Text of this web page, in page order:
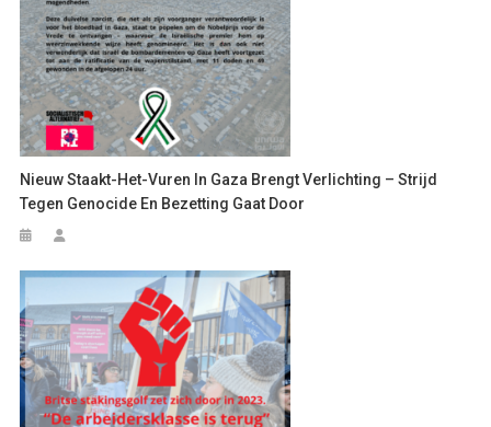
Nieuw Staakt-Het-Vuren In Gaza Brengt Verlichting – Strijd
Tegen Genocide En Bezetting Gaat Door